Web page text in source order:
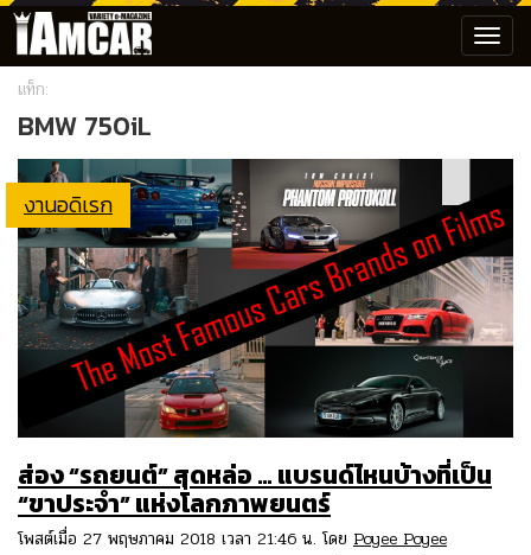
แท็ก:
BMW 750iL
งานอดิเรก
ส่อง “รถยนต์” สุดหล่อ … แบรนด์ไหนบ้างที่เป็น
“ขาประจำ” แห่งโลกภาพยนตร์
โพสต์เมื่อ 27 พฤษภาคม 2018 เวลา 21:46 น. โดย Poyee Poyee